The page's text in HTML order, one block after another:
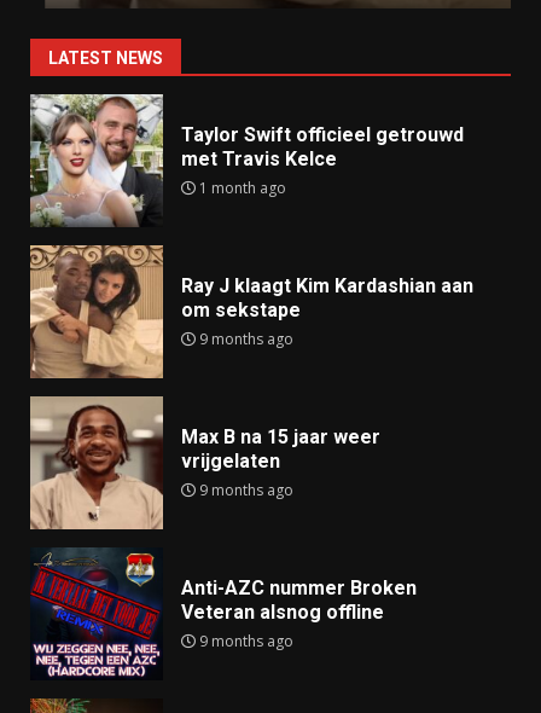
LATEST NEWS
Taylor Swift officieel getrouwd
met Travis Kelce
1 month ago
Ray J klaagt Kim Kardashian aan
om sekstape
9 months ago
Max B na 15 jaar weer
vrijgelaten
9 months ago
Anti-AZC nummer Broken
Veteran alsnog offline
9 months ago